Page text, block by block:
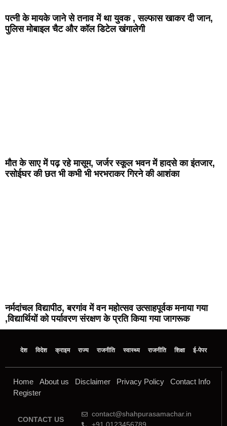
पत्नी के मायके जाने से तनाव में था युवक , सल्फास खाकर दी जान,
पुलिस मोबाइल चैट और कॉल डिटेल खंगालेगी
मौत के साए में पढ़ रहे मासूम, जर्जर स्कूल भवन में हादसे का इंतजार,
रसोईघर की छत भी कभी भी भरभराकर गिरने की आशंका
नर्मदांचल विद्यापीठ, बरगांव में वन महोत्सव उत्साहपूर्वक मनाया गया
,विद्यार्थियों को पर्यावरण संरक्षण के प्रति किया गया जागरूक
देश विदेश क्राइम राज्य राजनीति स्वास्थ्य राजनीति शिक्षा ई-पेपर
Home About us Disclaimer Privacy Policy
Contact Info
Register
CONTACT US
contact@shahpurasamachar.in